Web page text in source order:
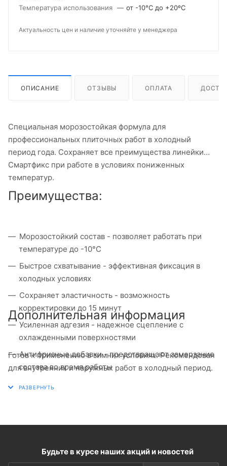
Температура использования — от -10°С до +20ºС
Актуальность цен и наличие уточняйте у менеджера
ОПИСАНИЕ ОТЗЫВЫ ОПЛАТА
Специальная морозостойкая формула для
профессиональных плиточных работ в холодный
период года. Сохраняет все преимущества линейки
Смартфикс при работе в условиях пониженных
температур.
Преимущества:
Морозостойкий состав - позволяет работать при
температуре до -10°С
Быстрое схватывание - эффективная фиксация в
холодных условиях
Сохраняет эластичность - возможность
корректировки до 15 минут
Усиленная адгезия - надежное сцепление с
охлажденными поверхностями
Антифризные добавки - предотвращают замерзание
состава во время работы
Дополнительная информация
Готов к применению в зимних условиях. Рекомендован
для внутренних и наружных работ в холодный период.
Будьте в курсе наших акций и новостей